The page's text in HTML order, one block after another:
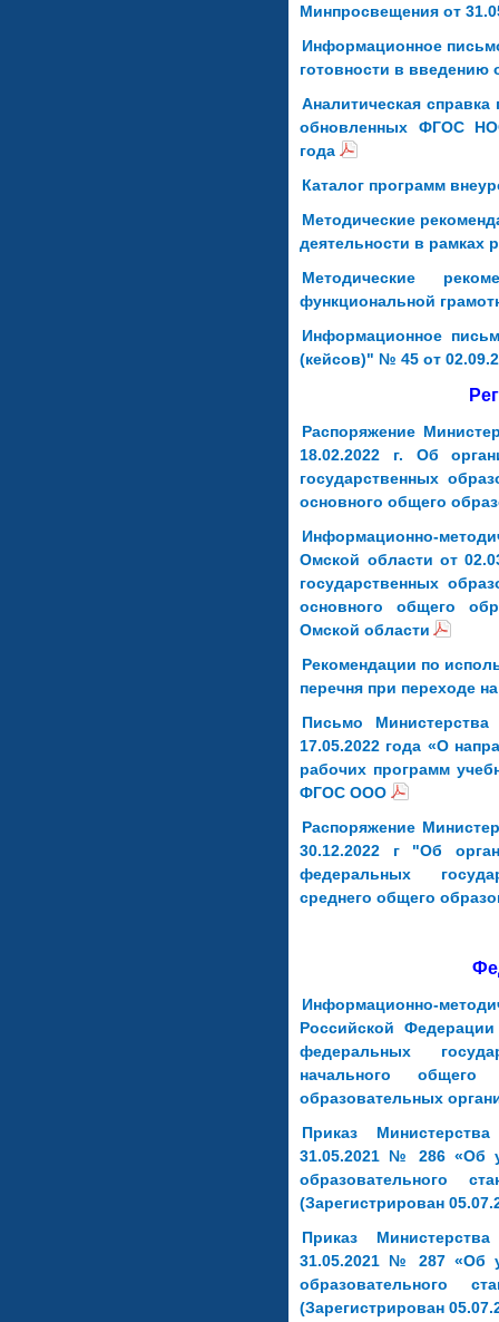
Минпросвещения от
Информационное
готовности в
Аналитическая
обновленных ФГОС
года
Каталог программ
Методические
деятельности в
Методические
функциональной
Информационное
(кейсов)" № 45 от
Распоряжение
18.02.2022 г. Об
государственных
основного общего
Информационно-
Омской области от
государственных
основного общего
Омской области
Рекомендации по
перечня при переходе
Письмо
17.05.2022 года «О
рабочих программ
ФГОС ООО
Распоряжение
30.12.2022 г "Об
федеральных
среднего общего
Информационно-
Российской
федеральных
начального
образовательных
Приказ
31.05.2021 № 286 «Об
образовательного
(Зарегистрирован
Приказ
31.05.2021 № 287 «Об
образовательного
(Зарегистрирован